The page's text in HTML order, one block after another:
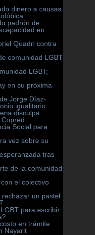
dinero a causas
padrón de
en
Quadri contra
comunidad LGBT
LGBT;
en su próxima
Jorge Díaz-
igualitario
disculpa
Social para
vez sobre su
tras
de la comunidad
el colectivo
un pastel
para escribir
en trámite
Nayarit